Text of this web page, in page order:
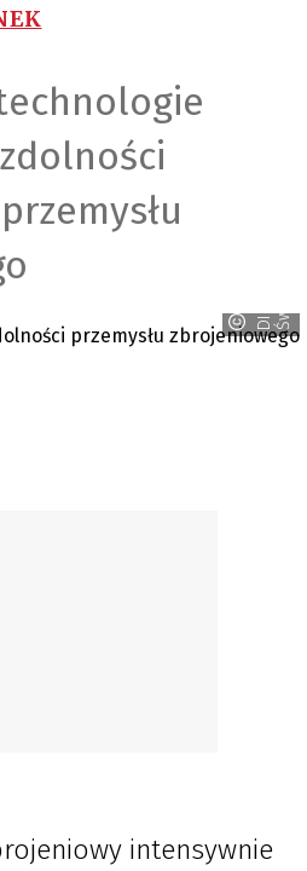
D
I
G
Ś
w
i
t
a
ła
intensywnie